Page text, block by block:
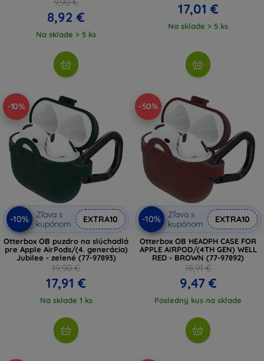
8,92 €
Na sklade > 5 ks
17,01 €
Na sklade > 5 ks
-10%
-10%
Zľava s
kupónom
EXTRA10
Otterbox OB puzdro na slúchadlá
pre Apple AirPods/(4. generácia)
Jubilee - zelené (77-97893)
19,90 €
17,91 €
Na sklade 1 ks
-50%
-10%
Zľava s
kupónom
EXTRA10
Otterbox OB HEADPH CASE FOR
APPLE AIRPOD/(4TH GEN) WELL
RED - BROWN (77-97892)
18,91 €
9,47 €
Posledný kus na sklade